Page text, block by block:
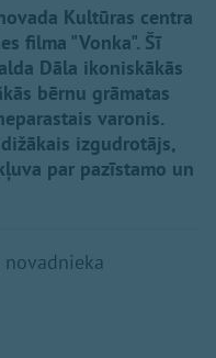
Kultūras centra
filma "Vonka". Šī
Dāla ikoniskākās
bērnu grāmatas
varonis.
izgudrotājs,
par pazīstamo un
novadnieka